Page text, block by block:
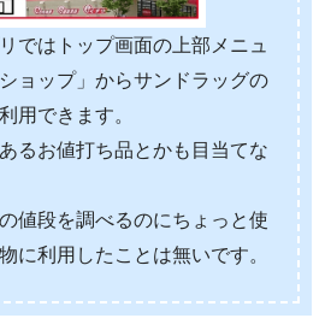
ではトップ画面の上部メニュ
ョップ」からサンドラッグの
用できます。
るお値打ち品とかも目当てな
値段を調べるのにちょっと使
に利用したことは無いです。